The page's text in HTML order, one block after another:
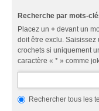
Recherche par mots-
Placez un + devant un
doit être exclu.
crochets si uniquement
caractère « * » comme
Rechercher tous les